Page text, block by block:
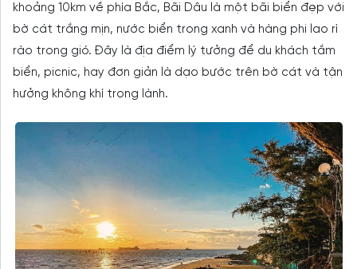
khoảng 10km về phía Bắc, Bãi Dâu là một bãi biển đẹp với
bờ cát trắng mịn, nước biển trong xanh và hàng phi lao rì
rào trong gió. Đây là địa điểm lý tưởng để du khách tắm
biển, picnic, hay đơn giản là dạo bước trên bờ cát và tận
hưởng không khí trong lành.